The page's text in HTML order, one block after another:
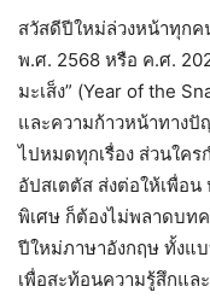
สวัสดีปีใหม่ล่วงหน้าทุกค
พ.ศ. 2568 หรือ ค.ศ.
มะเส็ง” (Year of the
และความก้าวหน้าทาง
ไปหมดทุกเรื่อง ส่วนใคร
อัปสเตตัส ส่งต่อให้เพื่อ
พิเศษ ก็ต้องไม่พลาดบทค
ปีใหม่ภาษาอังกฤษ ทั้งแ
เพื่อสะท้อนความรู้สึกแล